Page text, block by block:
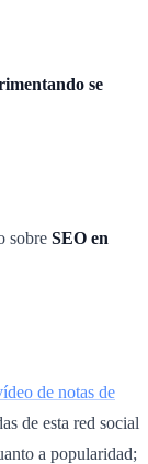
se
sobre SEO en
de notas de
de esta red social
a popularidad;